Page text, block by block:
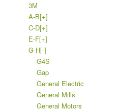
3M
A-B[+]
C-D[+]
E-F[+]
G-H[-]
G4S
Gap
General Electric
General Mills
General Motors